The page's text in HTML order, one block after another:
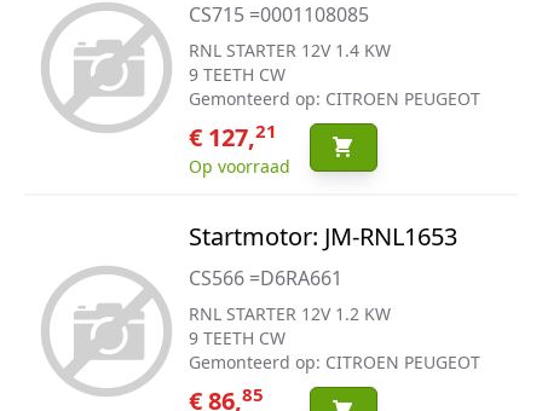
CS715 =0001108085
RNL STARTER 12V 1.4 KW
9 TEETH CW
Gemonteerd op: CITROEN PEUGEOT
€ 127,21
Op voorraad
Startmotor: JM-RNL1653
CS566 =D6RA661
RNL STARTER 12V 1.2 KW
9 TEETH CW
Gemonteerd op: CITROEN PEUGEOT
€ 86,85